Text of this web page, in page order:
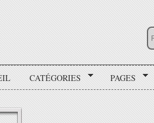
CATÉGORIES PAGES